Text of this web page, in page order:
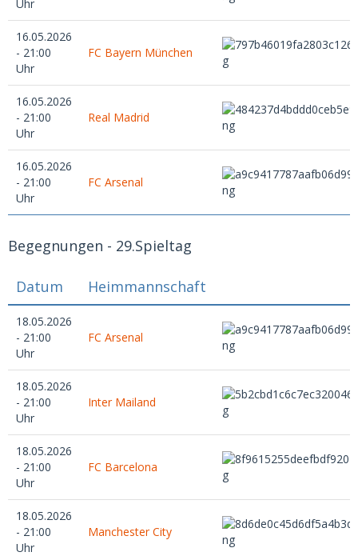
Uhr
16.05.2026
- 21:00
Uhr
FC Bayern München
16.05.2026
- 21:00
Uhr
Real Madrid
16.05.2026
- 21:00
Uhr
FC Arsenal
Begegnungen - 29.Spieltag
Datum Heimmannschaft
18.05.2026
- 21:00
Uhr
FC Arsenal
18.05.2026
- 21:00
Uhr
Inter Mailand
18.05.2026
- 21:00
Uhr
FC Barcelona
18.05.2026
- 21:00
Uhr
Manchester City